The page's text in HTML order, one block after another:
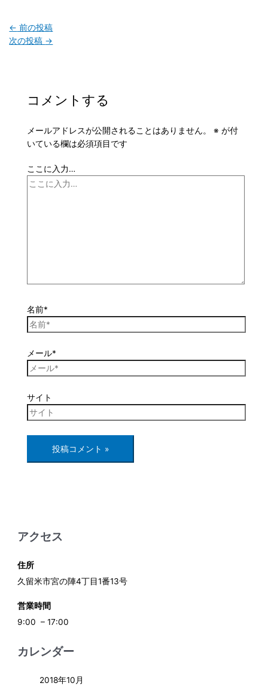
← 前の投稿
次の投稿 →
コメントする
メールアドレスが公開されることはありません。 ※ が付
いている欄は必須項目です
ここに入力…
名前*
メール*
サイト
アクセス
住所
久留米市宮の陣4丁目1番13号
営業時間
9:00 – 17:00
カレンダー
2018年10月